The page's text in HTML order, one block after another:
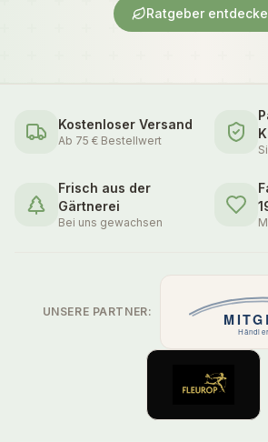
Ratgeber
Kostenloser Versand
Ab 75 € Bestellwert
Frisch aus der
Gärtnerei
Bei uns gewachsen
UNSERE PARTNER: